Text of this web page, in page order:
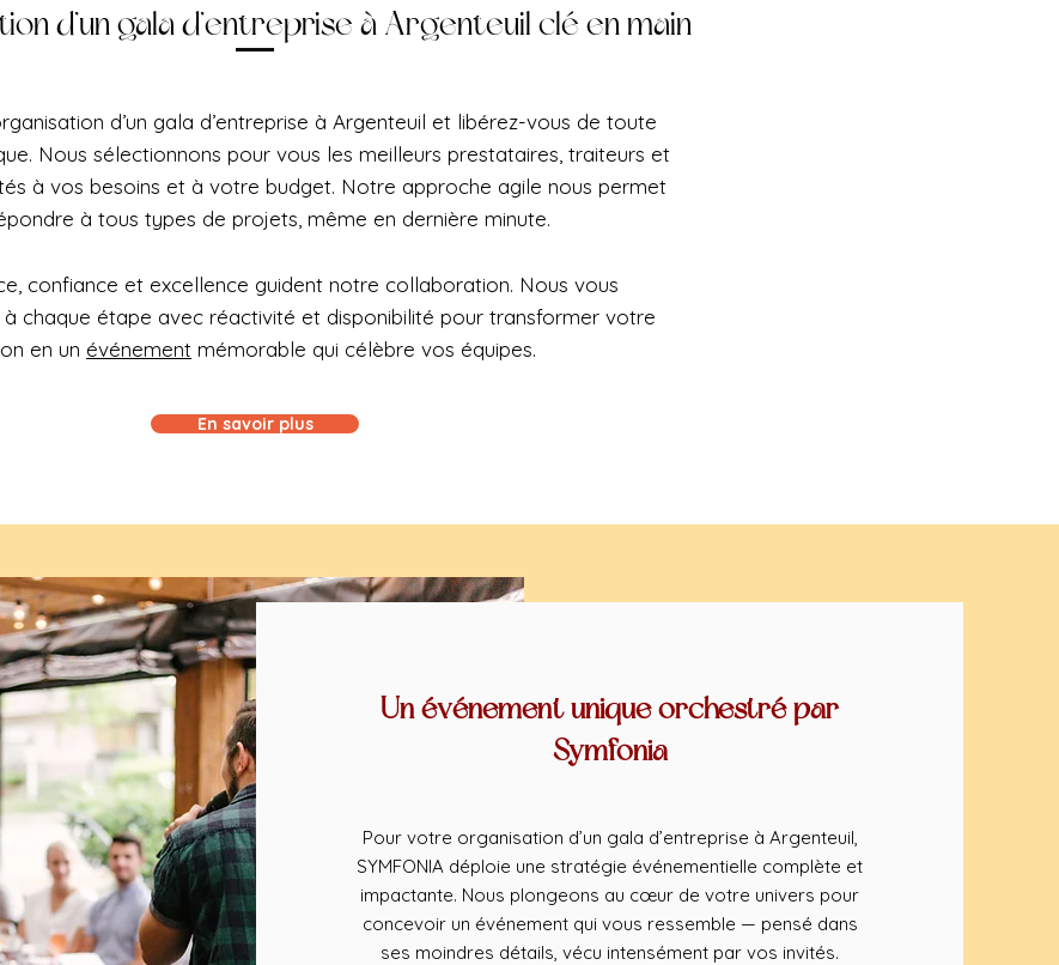
d’un gala d’entreprise à Argenteuil clé en main
d’un gala d’entreprise à Argenteuil et libérez-vous de toute
Nous sélectionnons pour vous les meilleurs prestataires, traiteurs et
à vos besoins et à votre budget. Notre approche agile nous permet
à tous types de projets, même en dernière minute.
confiance et excellence guident notre collaboration. Nous vous
chaque étape avec réactivité et disponibilité pour transformer votre
en un événement mémorable qui célèbre vos équipes.
En savoir plus
Un événement unique orchestré par
Symfonia
Pour votre organisation d’un gala d’entreprise à Argenteuil,
SYMFONIA déploie une stratégie événementielle complète et
impactante. Nous plongeons au cœur de votre univers pour
concevoir un événement qui vous ressemble — pensé dans
ses moindres détails, vécu intensément par vos invités.